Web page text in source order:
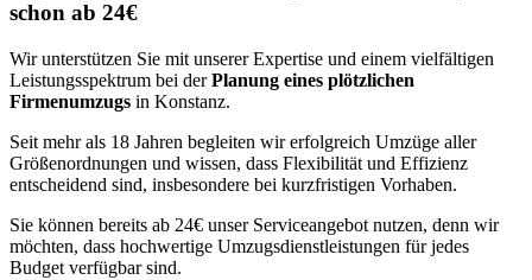
schon ab 24€
Wir unterstützen Sie mit unserer Expertise und einem vielfältigen
Leistungsspektrum bei derPlanung eines plötzlichen
Firmenumzugs in Konstanz.
Seit mehr als 18 Jahren begleiten wir erfolgreich Umzüge aller
Größenordnungen und wissen, dass Flexibilität und Effizienz
entscheidend sind, insbesondere bei kurzfristigen Vorhaben.
Sie können bereits ab 24€ unser Serviceangebot nutzen, denn wir
möchten, dass hochwertige Umzugsdienstleistungen für jedes
Budget verfügbar sind.